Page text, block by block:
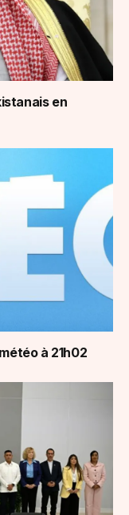
en
à 21h02